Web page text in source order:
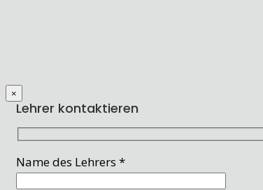
×
Lehrer kontaktieren
Name des Lehrers *